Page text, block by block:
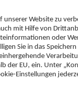
FÜR
wofür wird